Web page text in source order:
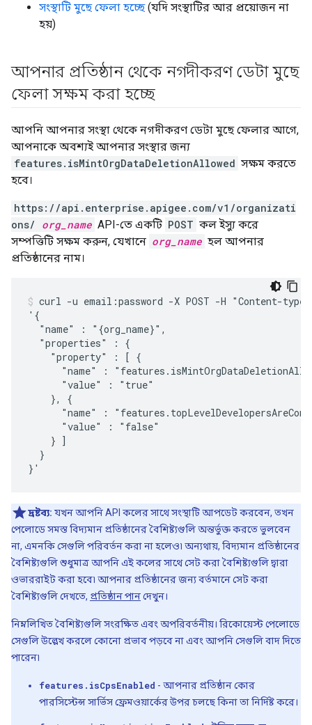
সংস্থাটি মুছে ফেলা হচ্ছে(যদি সংস্থাটির আর প্রয়োজন না
হয়)
আপনার প্রতিষ্ঠান থেকে নগদীকরণ ডেটা মুছে
ফেলা সক্ষম করা হচ্ছে
আপনি আপনার সংস্থা থেকে নগদীকরণ ডেটা মুছে ফেলার আগে,
আপনাকে অবশ্যই আপনার সংস্থার জন্য
features.isMintOrgDataDeletionAllowed সক্ষম করতে
হবে।
https://api.enterprise.apigee.com/v1/organizati
ons/ org_name API-তে একটি POST কল ইস্যু করে
সম্পত্তিটি সক্ষম করুন, যেখানে org_name হল আপনার
প্রতিষ্ঠানের নাম।
curl -u email:password -X POST -H "Content-
'{
  "name" : "{org_name}",
  "properties" : {
    "property" : [ {
"name" :
      "value" : "true"
    }, {
"name" :
      "value" : "false"
    } ]
  }
দ্রষ্টব্য: যখন আপনি API কলের সাথে সংস্থাটি আপডেট করবেন, তখন
পেলোডে সমস্ত বিদ্যমান প্রতিষ্ঠানের বৈশিষ্ট্যগুলি অন্তর্ভুক্ত করতে ভুলবেন
না, এমনকি সেগুলি পরিবর্তন করা না হলেও৷ অন্যথায়, বিদ্যমান প্রতিষ্ঠানের
বৈশিষ্ট্যগুলি শুধুমাত্র আপনি এই কলের সাথে সেট করা বৈশিষ্ট্যগুলি দ্বারা
ওভাররাইট করা হবে৷ আপনার প্রতিষ্ঠানের জন্য বর্তমানে সেট করা
বৈশিষ্ট্যগুলি দেখতে, প্রতিষ্ঠান পানদেখুন।
নিম্নলিখিত বৈশিষ্ট্যগুলি সংরক্ষিত এবং অপরিবর্তনীয়। রিকোয়েস্ট পেলোডে
সেগুলি উল্লেখ করলে কোনো প্রভাব পড়বে না এবং আপনি সেগুলি বাদ দিতে
পারেন৷
features.isCpsEnabled - আপনার প্রতিষ্ঠান কোর
পারসিস্টেন্স সার্ভিস ফ্রেমওয়ার্কের উপর চলছে কিনা তা নির্দিষ্ট করে।